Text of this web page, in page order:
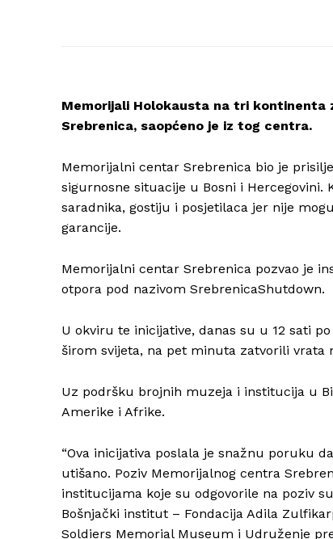
Memorijali Holokausta na tri kontinenta
Srebrenica, saopćeno je iz tog centra.
Memorijalni centar Srebrenica bio je
sigurnosne situacije u Bosni i Hercegovini.
saradnika, gostiju i posjetilaca jer nije
garancije.
Memorijalni centar Srebrenica pozvao je
otpora pod nazivom SrebrenicaShutdown.
U okviru te inicijative, danas su u 12 sati
širom svijeta, na pet minuta zatvorili vrata
Uz podršku brojnih muzeja i institucija u
Amerike i Afrike.
“Ova inicijativa poslala je snažnu poruku
utišano. Poziv Memorijalnog centra
institucijama koje su odgovorile na poziv
Bošnjački institut – Fondacija Adila
Soldiers Memorial Museum i Udruženje